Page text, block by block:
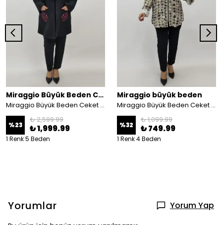
Miraggio Büyük Beden Ceket
Miraggio Büyük Beden Ceket 4155 SİYAH
%23
₺ 2,599.99
₺ 1,999.99
1 Renk 5 Beden
Miraggio büyük beden
Miraggio Büyük Beden Ceket 4033 YAĞ YEŞİLİ
%32
₺ 1,099.99
₺ 749.99
1 Renk 4 Beden
Yorumlar Yorum Yap